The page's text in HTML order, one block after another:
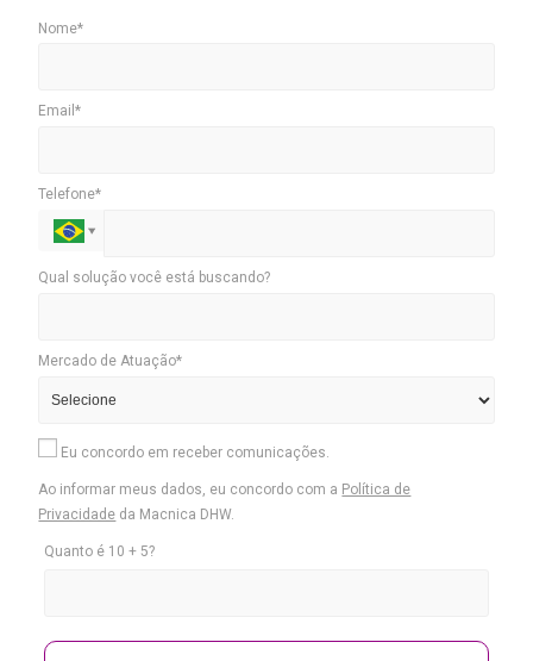
Nome*
Email*
Telefone*
Qual solução você está buscando?
Mercado de Atuação*
Eu concordo em receber comunicações.
Ao informar meus dados, eu concordo com a Política de
Privacidade da Macnica DHW.
Quanto é 10 + 5?